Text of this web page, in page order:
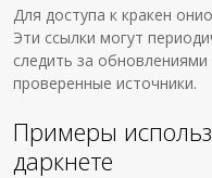
Для доступа к кракен
Эти ссылки могут
следить за
проверенные источники.
Примеры
даркнете